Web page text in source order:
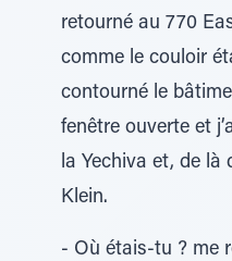
retourné au 770
comme le couloir
contourné le
fenêtre ouverte et
la Yechiva et, de là
Klein.
- Où étais-tu ? me